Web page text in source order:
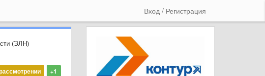
Вход / Регистрация
(ЭЛН)
+1